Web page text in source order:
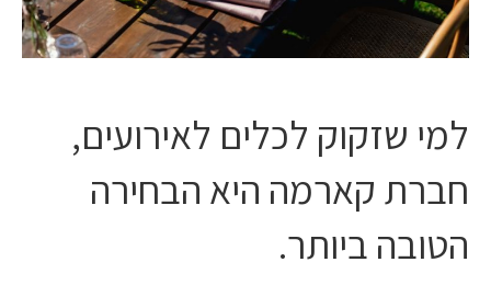
למי שזקוק לכלים לאירועים,
חברת קארמה היא הבחירה
הטובה ביותר.